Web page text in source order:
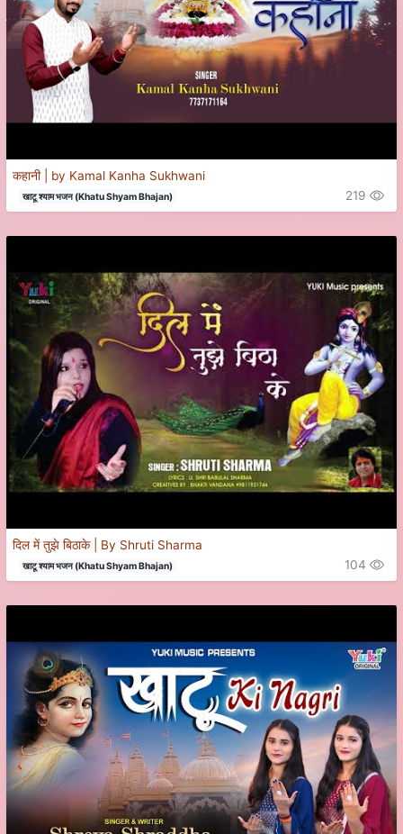
कहानी | by Kamal Kanha Sukhwani
खाटू श्याम भजन (Khatu Shyam Bhajan) 219
दिल में तुझे बिठाके | By Shruti Sharma
खाटू श्याम भजन (Khatu Shyam Bhajan) 104